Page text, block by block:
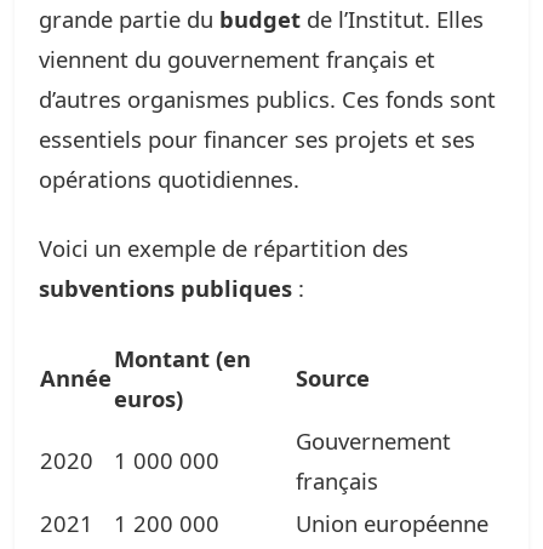
grande partie du budget de l’Institut. Elles
viennent du gouvernement français et
d’autres organismes publics. Ces fonds sont
essentiels pour financer ses projets et ses
opérations quotidiennes.
Voici un exemple de répartition des
subventions publiques :
Année
Montant (en
euros)
Source
2020 1 000 000
Gouvernement
français
2021
1 200 000 Union européenne